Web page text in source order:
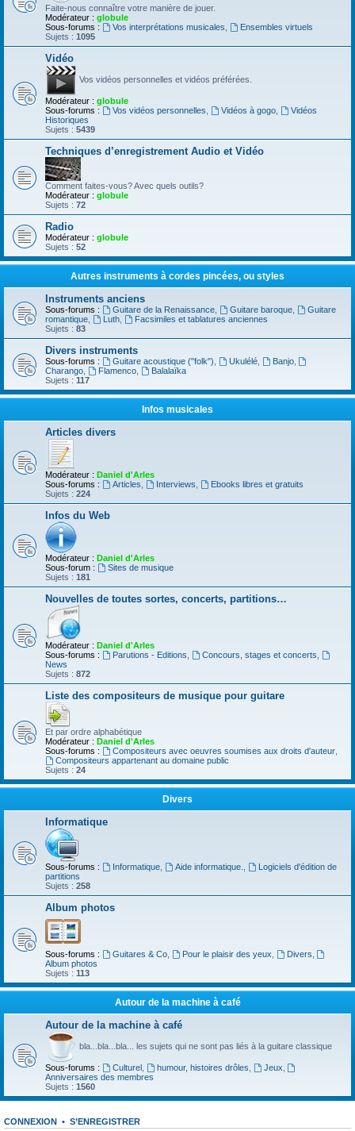
Faite-nous connaître votre manière de jouer.
Modérateur : globule
Sous-forums :
Vos interprétations musicales
Ensembles virtuels
Sujets : 1095
Vidéo
Vos vidéos personnelles et vidéos préférées.
Modérateur : globule
Sous-forums :
Vos vidéos personnelles Vidéos à gogo,
Vidéos
Historiques
Sujets : 5439
Techniques d’enregistrement Audio et Vidéo
Comment faites-vous? Avec quels outils?
Modérateur : globule
Sujets : 72
Radio
Modérateur : globule
Sujets : 52
Autres instruments à cordes pincées, ou styles
Instruments anciens
Sous-forums : Guitare de la Renaissance, Guitare baroque,
Guitare
romantique
Luth,
Facsimiles et tablatures anciennes
Sujets : 83
Divers instruments
Sous-forums : Guitare acoustique ("folk") Ukulélé, Banjo,
Charango
Flamenco,
Balalaïka
Sujets : 117
Infos musicales
Articles divers
Modérateur : Daniel d'Arles
Sous-forums :
Articles Interviews
Ebooks libres et gratuits
Sujets : 224
Infos du Web
Modérateur : Daniel d'Arles
Sous-forum :
Sites de musique
Sujets : 181
Nouvelles de toutes sortes, concerts, partitions…
Modérateur : Daniel d'Arles
Sous-forums :
Parutions - Editions Concours, stages et concerts
News
Sujets : 872
Liste des compositeurs de musique pour guitare
Et par ordre alphabétique
Modérateur : Daniel d'Arles
Sous-forums :
Compositeurs avec oeuvres soumises aux droits d'auteur,
Compositeurs appartenant au domaine public
Sujets : 24
Divers
Informatique
Sous-forums : Informatique, Aide informatique.
Logiciels d'édition de
partitions
Sujets : 258
Album photos
Sous-forums : Guitares & Co, Pour le plaisir des yeux Divers
Album photos
Sujets : 113
Autour de la machine à café
Autour de la machine à café
bla...bla...bla... les sujets qui ne sont pas liés à la guitare classique
Sous-forums : Culturel, humour, histoires drôles Jeux
Anniversaires des membres
Sujets : 1560
CONNEXION • S’ENREGISTRER